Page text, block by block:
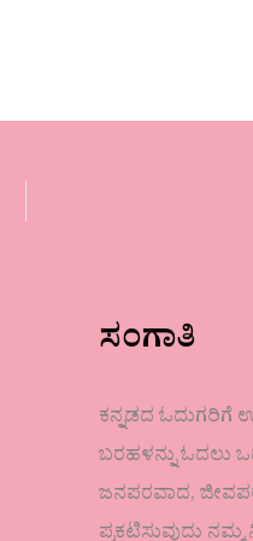
ಸಂಗಾತಿ
ಕನ್ನಡದ ಓದುಗರಿಗೆ
ಬರಹಳನ್ನು ಓದಲು
ಜನಪರವಾದ,